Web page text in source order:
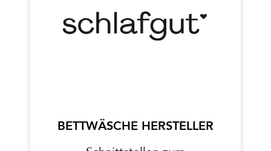
BETTWÄSCHE HERSTELLER